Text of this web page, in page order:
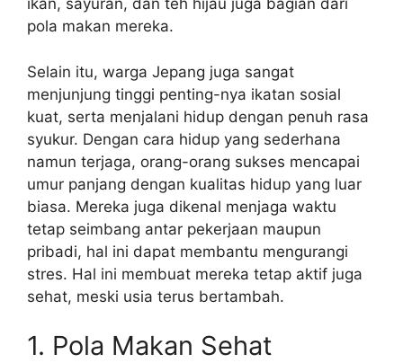
ikan, sayuran, dan teh hijau juga bagian dari
pola makan mereka.
Selain itu, warga Jepang juga sangat
menjunjung tinggi penting-nya ikatan sosial
kuat, serta menjalani hidup dengan penuh rasa
syukur. Dengan cara hidup yang sederhana
namun terjaga, orang-orang sukses mencapai
umur panjang dengan kualitas hidup yang luar
biasa. Mereka juga dikenal menjaga waktu
tetap seimbang antar pekerjaan maupun
pribadi, hal ini dapat membantu mengurangi
stres. Hal ini membuat mereka tetap aktif juga
sehat, meski usia terus bertambah.
1. Pola Makan Sehat